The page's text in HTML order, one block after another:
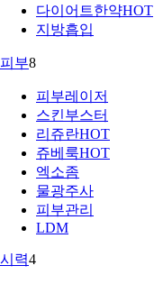
다이어트한약HOT
지방흡입
피부8
피부레이저
스킨부스터
리쥬란HOT
쥬베룩HOT
엑소좀
물광주사
피부관리
LDM
시력4